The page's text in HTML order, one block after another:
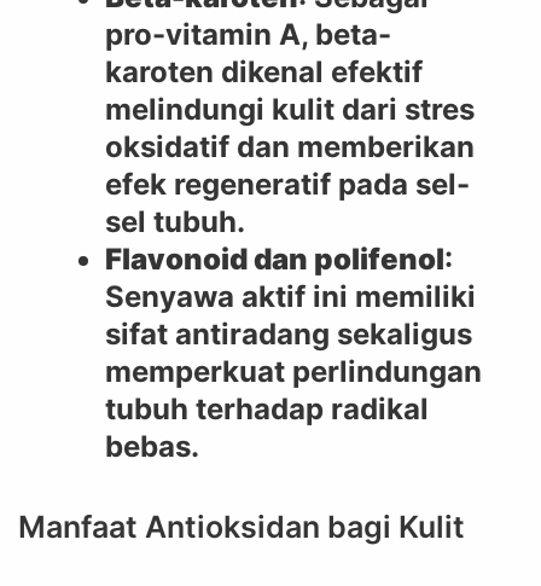
pro-vitamin A, beta-
karoten dikenal efektif
melindungi kulit dari stres
oksidatif dan memberikan
efek regeneratif pada sel-
sel tubuh.
Flavonoid dan polifenol:
Senyawa aktif ini memiliki
sifat antiradang sekaligus
memperkuat perlindungan
tubuh terhadap radikal
bebas.
Manfaat Antioksidan bagi Kulit